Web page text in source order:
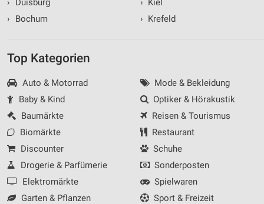
›
Duisburg
›
Bochum
› Kiel
› Krefeld
Top Kategorien
Auto & Motorrad
Baby & Kind
Baumärkte
Biomärkte
Discounter
Drogerie & Parfümerie
Elektromärkte
Garten & Pflanzen
Mode & Bekleidung
Optiker & Hörakustik
Reisen & Tourismus
Restaurant
Schuhe
Sonderposten
Spielwaren
Sport & Freizeit